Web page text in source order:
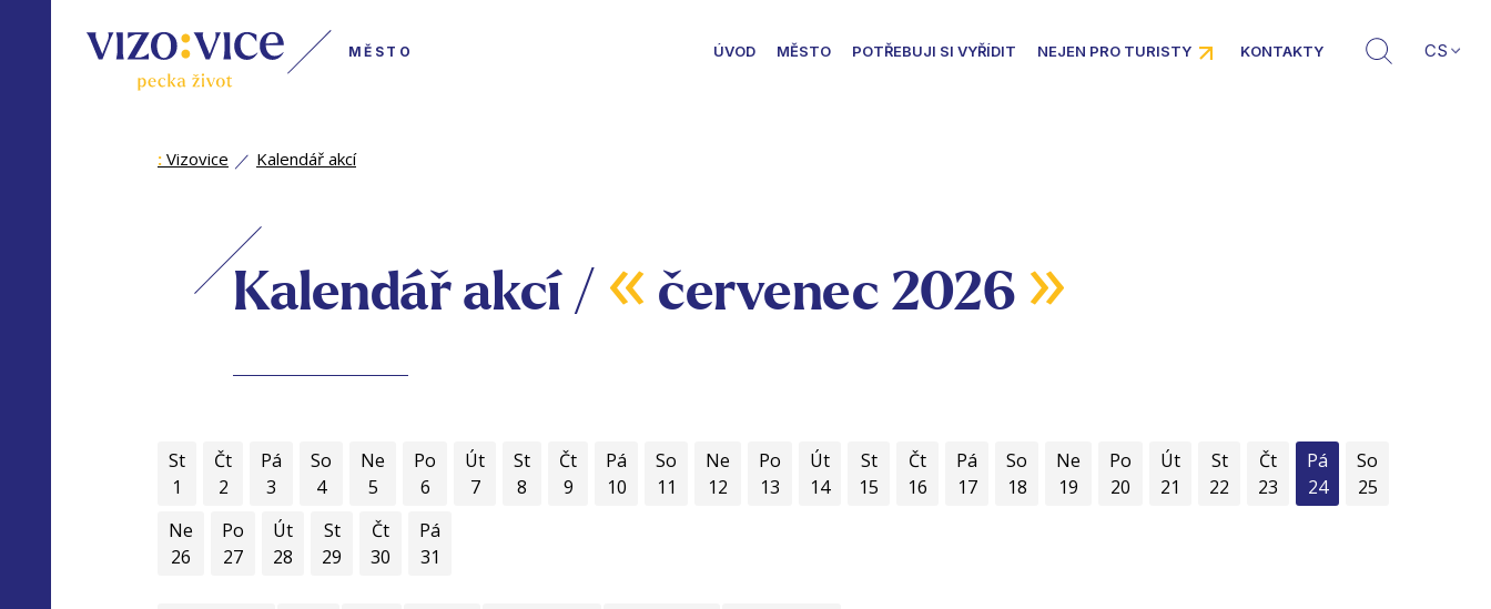
MĚSTO ÚVOD MĚSTO POTŘEBUJI SI VYŘÍDIT NEJEN PRO TURISTY KONTAKTY CS
: Vizovice Kalendář akcí
Kalendář akcí / « červenec 2026 »
St
1
Čt
2
Pá
3
So
4
Ne
5
Po
6
Út
7
St
8
Čt
9
Pá
10
So
11
Ne
12
Po
13
Út
14
St
15
Čt
16
Pá
17
So
18
Ne
19
Po
20
Út
21
St
22
Čt
23
Pá
24
So
25
Ne
26
Po
27
Út
28
St
29
Čt
30
Pá
31